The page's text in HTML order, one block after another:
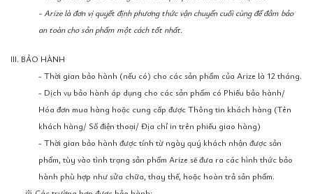
- Arize là đơn vị quyết định phương thức vận chuyển cuối cùng để đảm bảo
an toàn cho sản phẩm một cách tốt nhất.
III. BẢO HÀNH
- Thời gian bảo hành (nếu có) cho các sản phẩm của Arize là 12 tháng.
- Dịch vụ bảo hành áp dụng cho các sản phẩm có Phiếu bảo hành/
Hóa đơn mua hàng hoặc cung cấp được Thông tin khách hàng (Tên
khách hàng/ Số điện thoại/ Địa chỉ in trên phiếu giao hàng)
- Thời gian bảo hành được tính từ ngày quý khách nhận được sản
phẩm, tùy vào tình trạng sản phẩm Arize sẽ đưa ra các hình thức bảo
hành phù hợp như sửa chữa, thay thế, hoặc hoàn trả sản phẩm.